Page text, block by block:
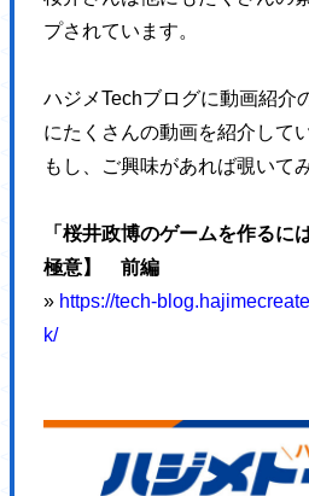
プされています。
ハジメTechブログに動画紹介
にたくさんの動画を紹介して
もし、ご興味があれば覗いて
「桜井政博のゲームを作るに
極意】 前編
» https://tech-
k/
<meta property="og:url"
<meta property="og:image"
<meta property="og:image:height"
<meta name="twitter:text:title"
<meta name="twitter:image"
</head>
<div id="loading"></div>